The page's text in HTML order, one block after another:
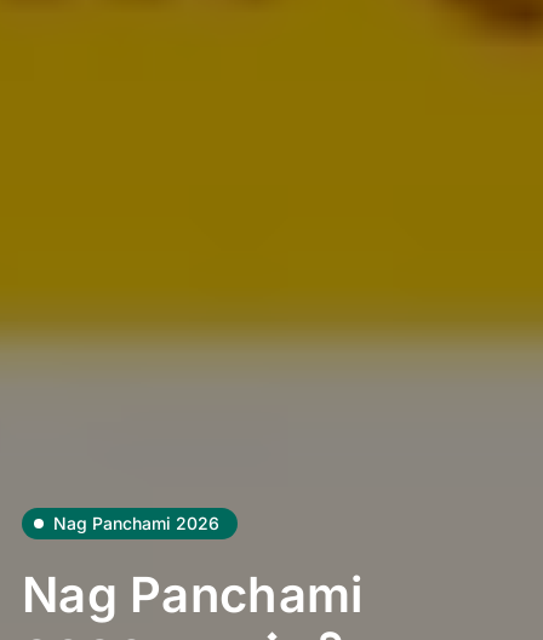
Nag Panchami 2026
Nag Panchami